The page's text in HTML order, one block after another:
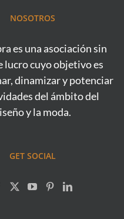
NOSOTROS
es una asociación sin
lucro cuyo objetivo es
dinamizar y potenciar
del ámbito del
y la moda.
GET SOCIAL